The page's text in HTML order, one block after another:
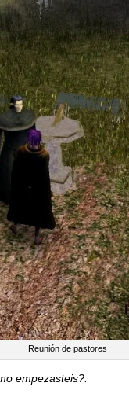
Reunión de pastores
empezasteis?.